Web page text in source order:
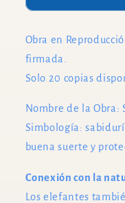
Obra en
firmada.
Solo 20 copias
Nombre de la Obra:
Simbología:
buena suerte y
Conexión con la
Los elefantes